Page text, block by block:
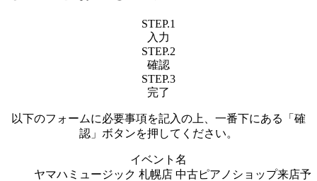
STEP.1
入力
STEP.2
確認
STEP.3
完了
以下のフォームに必要事項を記入の上、一番下にある「確
認」ボタンを押してください。
イベント名
ヤマハミュージック 札幌店 中古ピアノショップ来店予